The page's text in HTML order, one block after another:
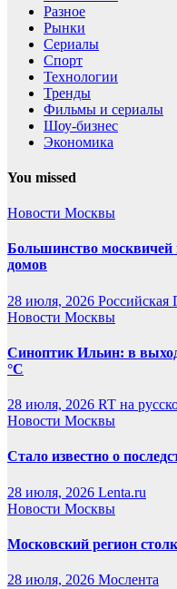
Разное
Рынки
Сериалы
Спорт
Технологии
Тренды
Фильмы и сериалы
Шоу-бизнес
Экономика
You missed
Новости Москвы
Большинство москвичей
домов
28 июля, 2026 Российская
Новости Москвы
Синоптик Ильин: в
°C
28 июля, 2026 RT на
Новости Москвы
Стало известно о
28 июля, 2026 Lenta.ru
Новости Москвы
Московский регион
28 июля, 2026 Мослента